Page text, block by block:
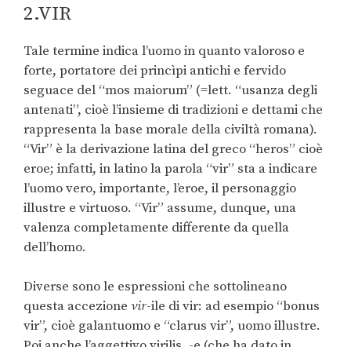
2.VIR
Tale termine indica l’uomo in quanto valoroso e
forte, portatore dei princìpi antichi e fervido
seguace del “mos maiorum” (=lett. “usanza degli
antenati”, cioè l’insieme di tradizioni e dettami che
rappresenta la base morale della civiltà romana).
“Vir” è la derivazione latina del greco “heros” cioè
eroe; infatti, in latino la parola “vir” sta a indicare
l’uomo vero, importante, l’eroe, il personaggio
illustre e virtuoso. “Vir” assume, dunque, una
valenza completamente differente da quella
dell’homo.
Diverse sono le espressioni che sottolineano
questa accezione vir-ile di vir: ad esempio “bonus
vir”, cioè galantuomo e “clarus vir”, uomo illustre.